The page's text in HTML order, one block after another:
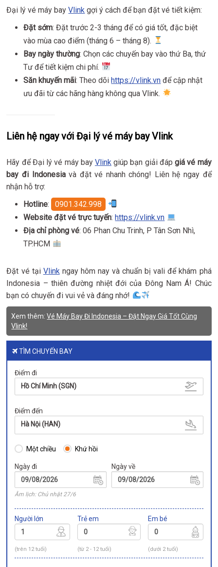
Đại lý vé máy bayVlink gợi ý cách để bạn đặt vé tiết kiệm:
Đặt sớm: Đặt trước 2-3 tháng để có giá tốt, đặc biệt
vào mùa cao điểm (tháng 6 – tháng 8).
Bay ngày thường: Chọn các chuyến bay vào thứ Ba, thứ
Tư để tiết kiệm chi phí.
Săn khuyến mãi: Theo dõihttps://vlink.vn để cập nhật
ưu đãi từ các hãng hàng không qua Vlink.
Liên hệ ngay với Đại lý vé máy bay Vlink
Hãy để Đại lý vé máy bay Vlink giúp bạn giải đápgiá vé máy
bay đi Indonesiavà đặt vé nhanh chóng! Liên hệ ngay để
nhận hỗ trợ:
Hotline:
0901.342.998
Website đặt vé trực tuyến:https://vlink.vn
Địa chỉ phòng vé: 06 Phan Chu Trinh, P Tân Sơn Nhì,
TP.HCM
Đặt vé tại Vlink ngay hôm nay và chuẩn bị vali để khám phá
Indonesia – thiên đường nhiệt đới của Đông Nam Á! Chúc
bạn có chuyến đi vui vẻ và đáng nhớ!
Xem thêm:Vé Máy Bay Đi Indonesia – Đặt Ngay Giá Tốt Cùng
Vlink!
TÌM CHUYẾN BAY
Điểm đi
Hồ Chí Minh (SGN)
Điểm đến
Hà Nội (HAN)
Một chiều Khứ hồi
Ngày đi
Âm lịch: Chủ nhật 27/6
Ngày về
Người lớn
(trên 12 tuổi)
Trẻ em
(từ 2 - 12 tuổi)
Em bé
(dưới 2 tuổi)